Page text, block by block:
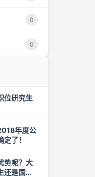
0
0
位研究生
年度公
了！
势呢？大
还是国